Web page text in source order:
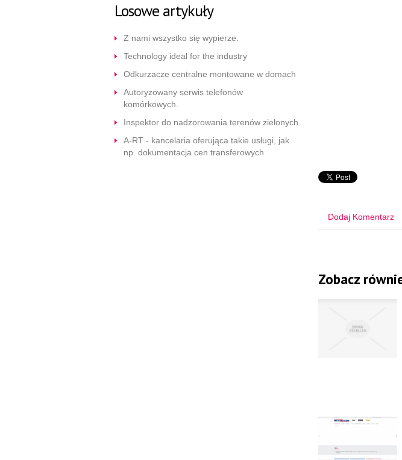
Losowe artykuły
Z nami wszystko się wypierze.
Technology ideal for the industry
Odkurzacze centralne montowane w domach
Autoryzowany serwis telefonów
komórkowych.
Inspektor do nadzorowania terenów zielonych
A-RT - kancelaria oferująca takie usługi, jak
np. dokumentacja cen transferowych
Dodaj Komentarz
Zobacz